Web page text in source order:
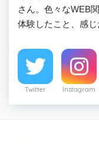
さん。色々なWEB
体験したこと、感じ
Twitter Instagram